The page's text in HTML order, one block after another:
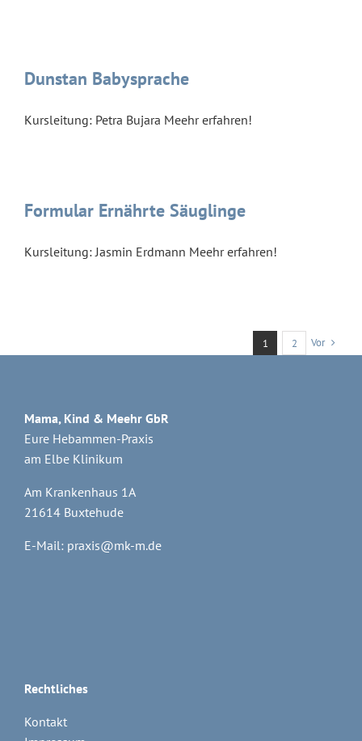
Dunstan Babysprache
Kursleitung: Petra Bujara Meehr erfahren!
Formular Ernährte Säuglinge
Kursleitung: Jasmin Erdmann Meehr erfahren!
1 2 Vor
Mama, Kind & Meehr GbR
Eure Hebammen-Praxis
am Elbe Klinikum
Am Krankenhaus 1A
21614 Buxtehude
E-Mail: praxis@mk-m.de
Rechtliches
Kontakt